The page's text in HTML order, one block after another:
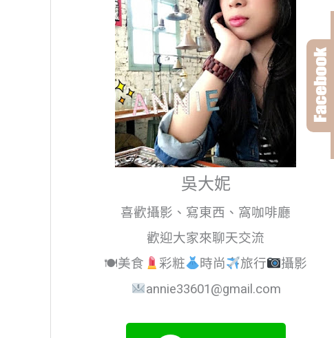
吳大妮
喜歡攝影、寫東西、窩咖啡廳
歡迎大家來聊天交流
🍽美食
彩粧 時尚 旅行
攝影
annie33601@gmail.com